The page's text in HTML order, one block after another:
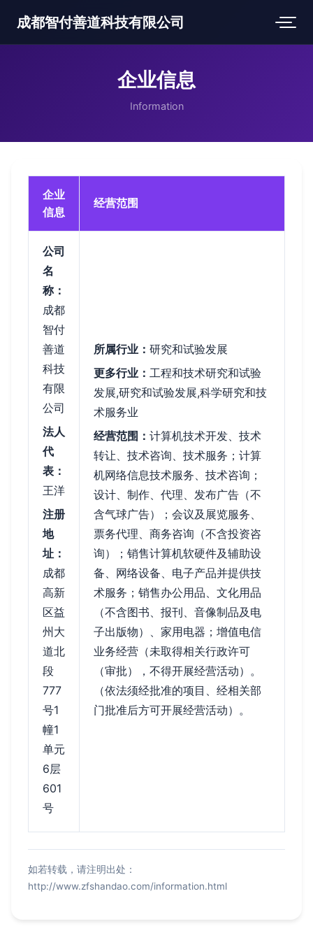
成都智付善道科技有限公司
企业信息
Information
企业
信息
经营范围
公司
名
称：
成都
智付
善道
科技
有限
公司
法人
代
表：
王洋
注册
地
址：
成都
高新
区益
州大
道北
段
777
号1
幢1
单元
6层
601
号
所属行业： 研究和试验发展
更多行业： 工程和技术研究和试验
发展,研究和试验发展,科学研究和技
术服务业
经营范围： 计算机技术开发、技术
转让、技术咨询、技术服务；计算
机网络信息技术服务、技术咨询；
设计、制作、代理、发布广告（不
含气球广告）；会议及展览服务、
票务代理、商务咨询（不含投资咨
询）；销售计算机软硬件及辅助设
备、网络设备、电子产品并提供技
术服务；销售办公用品、文化用品
（不含图书、报刊、音像制品及电
子出版物）、家用电器；增值电信
业务经营（未取得相关行政许可
（审批），不得开展经营活动）。
（依法须经批准的项目、经相关部
门批准后方可开展经营活动）。
如若转载，请注明出处：
http://www.zfshandao.com/information.html